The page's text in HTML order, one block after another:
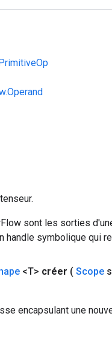
sont les sorties
symbolique qui
<T> créer ( Scope
encapsulant une